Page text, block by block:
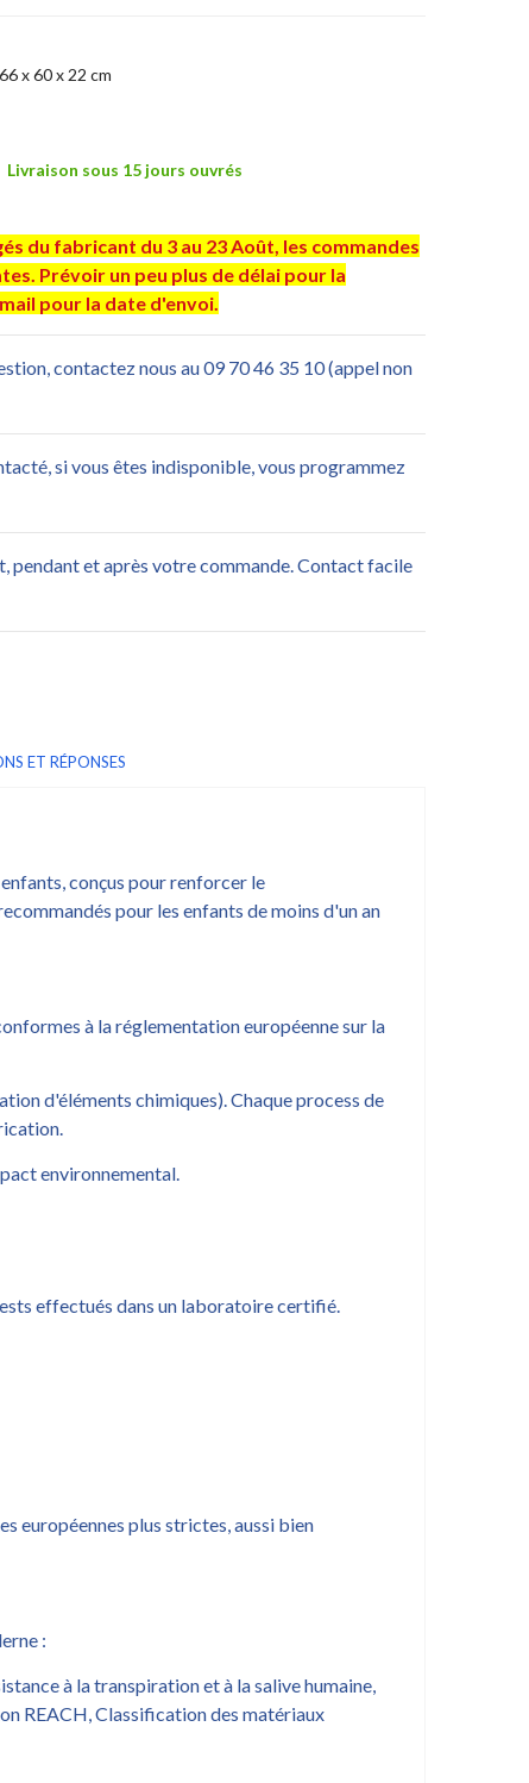
x 60 x 22 cm
Livraison sous 15 jours ouvrés
du fabricant du 3 au 23 Août, les commandes
Prévoir un peu plus de délai pour la
pour la date d'envoi.
contactez nous au 09 70 46 35 10 (appel non
si vous êtes indisponible, vous programmez
pendant et après votre commande. Contact facile
ET RÉPONSES
conçus pour renforcer le
pour les enfants de moins d'un an
à la réglementation européenne sur la
d'éléments chimiques). Chaque process de
environnemental.
effectués dans un laboratoire certifié.
européennes plus strictes, aussi bien
:
à la transpiration et à la salive humaine,
REACH, Classification des matériaux